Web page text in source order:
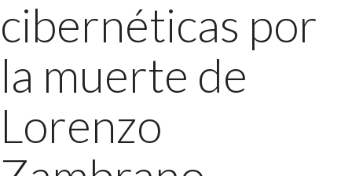
cibernéticas por
la muerte de
Lorenzo